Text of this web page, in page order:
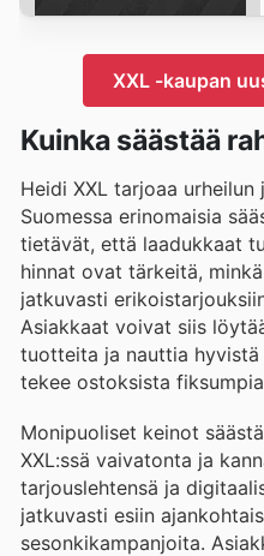
XXL -kaupan
Kuinka säästää
Heidi XXL tarjoaa
Suomessa erinomaisia
tietävät, että laadukkaat
hinnat ovat tärkeitä,
jatkuvasti
Asiakkaat voivat siis
tuotteita ja nauttia
tekee ostoksista
Monipuoliset keinot
XXL:ssä vaivatonta ja
tarjouslehtensä ja
jatkuvasti esiin
sesonkikampanjoita.